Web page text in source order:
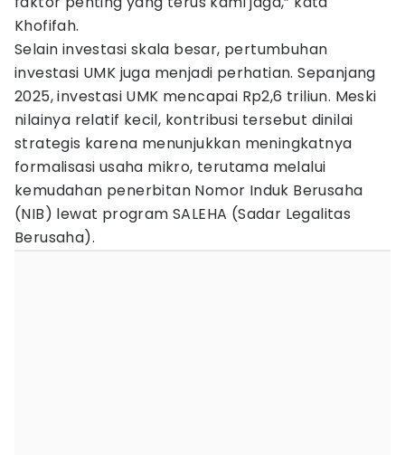
Khofifah.
Selain investasi skala besar, pertumbuhan
investasi UMK juga menjadi perhatian. Sepanjang
2025, investasi UMK mencapai Rp2,6 triliun. Meski
nilainya relatif kecil, kontribusi tersebut dinilai
strategis karena menunjukkan meningkatnya
formalisasi usaha mikro, terutama melalui
kemudahan penerbitan Nomor Induk Berusaha
(NIB) lewat program SALEHA (Sadar Legalitas
Berusaha).